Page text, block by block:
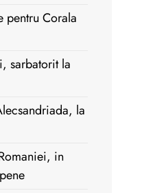
pentru Corala
sarbatorit la
la
in